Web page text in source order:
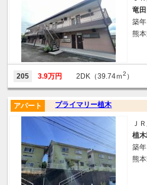
竜
築
熊
205 3.9万円 2DK（39.74ｍ2 ）
プライマリー植木
アパート
Ｊ
植
築
熊